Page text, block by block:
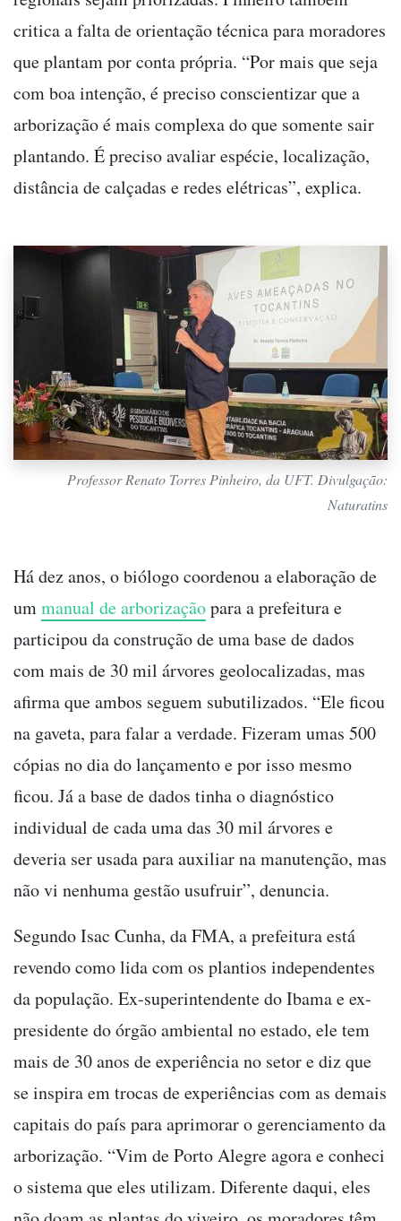
critica a falta de orientação técnica para moradores
que plantam por conta própria. “Por mais que seja
com boa intenção, é preciso conscientizar que a
arborização é mais complexa do que somente sair
plantando. É preciso avaliar espécie, localização,
distância de calçadas e redes elétricas”, explica.
Professor Renato Torres Pinheiro, da UFT. Divulgação:
Naturatins
Há dez anos, o biólogo coordenou a elaboração de
ummanual de arborizaçãopara a prefeitura e
participou da construção de uma base de dados
com mais de 30 mil árvores geolocalizadas, mas
afirma que ambos seguem subutilizados. “Ele ficou
na gaveta, para falar a verdade. Fizeram umas 500
cópias no dia do lançamento e por isso mesmo
ficou. Já a base de dados tinha o diagnóstico
individual de cada uma das 30 mil árvores e
deveria ser usada para auxiliar na manutenção, mas
não vi nenhuma gestão usufruir”, denuncia.
Segundo Isac Cunha, da FMA, a prefeitura está
revendo como lida com os plantios independentes
da população. Ex-superintendente do Ibama e ex-
presidente do órgão ambiental no estado, ele tem
mais de 30 anos de experiência no setor e diz que
se inspira em trocas de experiências com as demais
capitais do país para aprimorar o gerenciamento da
arborização. “Vim de Porto Alegre agora e conheci
o sistema que eles utilizam. Diferente daqui, eles